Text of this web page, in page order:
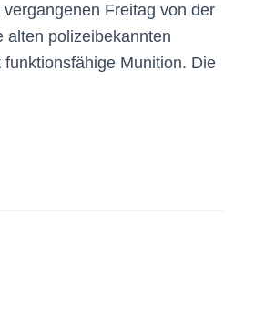
Freitag von der
alten polizeibekannten
Munition. Die